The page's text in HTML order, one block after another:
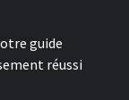
guide
réussi